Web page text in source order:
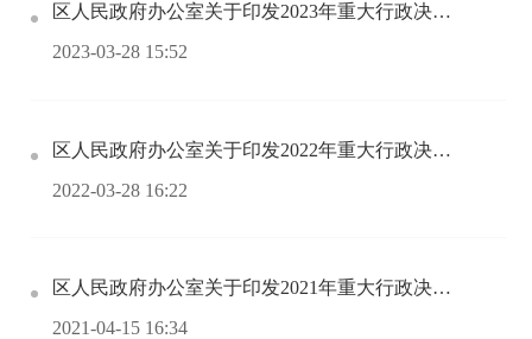
区人民政府办公室关于印发2023年重大行政决策事项目录的通知
2023-03-28 15:52
区人民政府办公室关于印发2022年重大行政决策事项目录的通知
2022-03-28 16:22
区人民政府办公室关于印发2021年重大行政决策事项目录的通知
2021-04-15 16:34